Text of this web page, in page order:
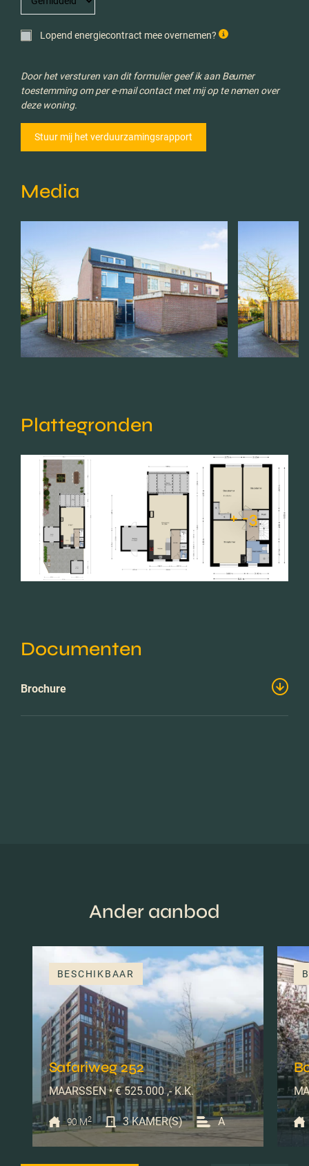
Lopend energiecontract mee overnemen?
Door het versturen van dit formulier geef ik aan Beumer
toestemming om per e-mail contact met mij op te nemen over
deze woning.
Media
Plattegronden
+ -3
Documenten
Brochure
Ander aanbod
BESCHIKBAAR
Safariweg 252
MAARSSEN • € 525.000 ,- K.K.
90 M2 3 KAMER(S) A